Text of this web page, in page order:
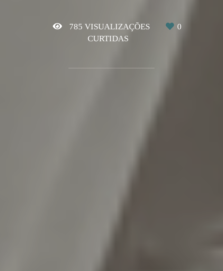
785 VISUALIZAÇÕES
0
CURTIDAS